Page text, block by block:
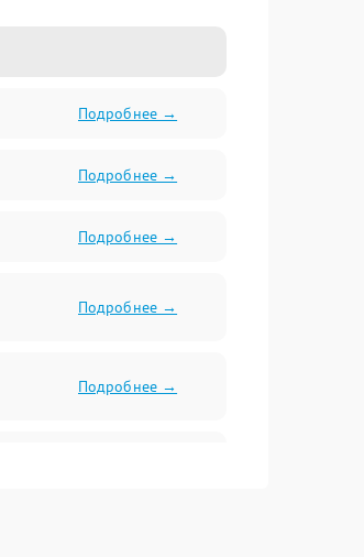
Подробнее →
Подробнее →
Подробнее →
Подробнее →
Подробнее →